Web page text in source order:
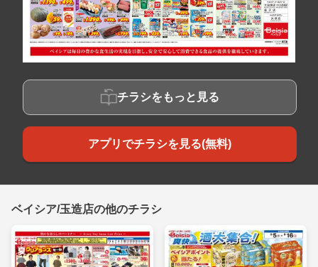
チラシをもっと見る
アプリでチラシを見る(無料)
ベイシア/玉造店の他のチラシ